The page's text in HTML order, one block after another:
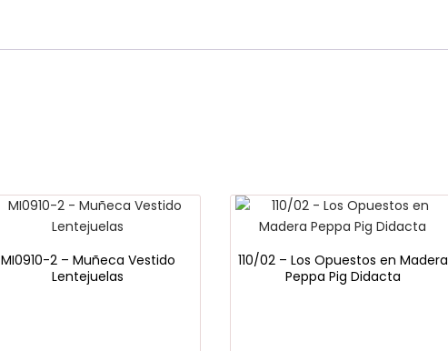
MI0910-2 – Muñeca Vestido
Lentejuelas
110/02 – Los Opuestos en Madera
Peppa Pig Didacta